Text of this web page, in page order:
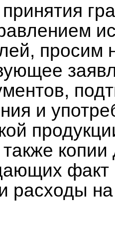
просим
и
копии
факт
расходы